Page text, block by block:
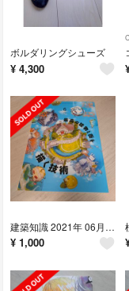
ボルダリングシューズ
¥ 4,300
建築知識 2021年 06月号 [雑誌]
¥ 1,000